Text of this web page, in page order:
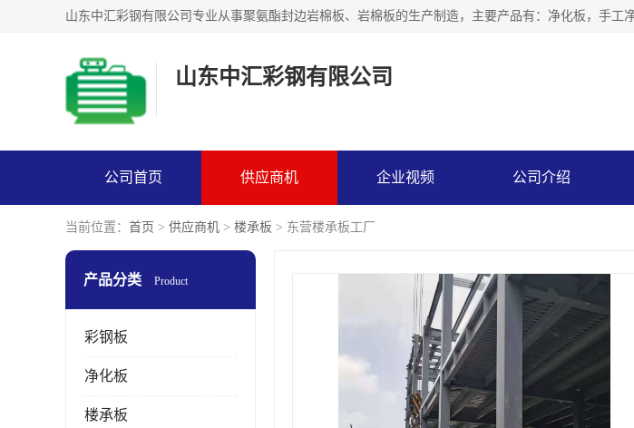
山东中汇彩钢有限公司
公司首页 供应商机 企业视频 公司介绍
当前位置： 首页 > 供应商机 > 楼承板 > 东营楼承板工厂
产品分类 Product
彩钢板
净化板
楼承板